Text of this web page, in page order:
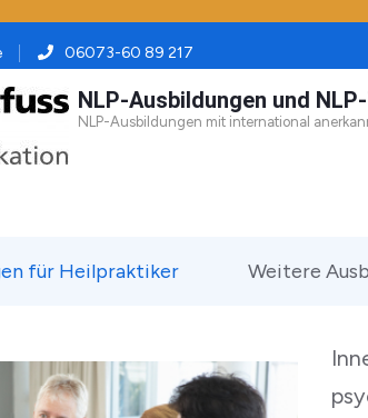
06073-60 89 217
NLP-Ausbildungen und
NLP-Ausbildungen mit international
für Heilpraktiker Weitere